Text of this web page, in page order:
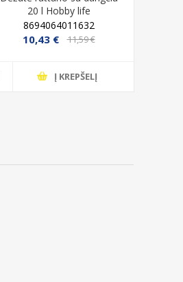
20 l Hobby life
8694064011632
10,43 € 11,59 €
Į KREPŠELĮ